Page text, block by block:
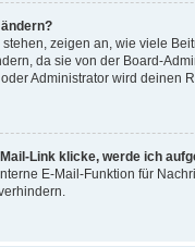
zeigen an, wie viele
da sie von der Board-
Administrator wird deinen
Link klicke, werde ich
E-Mail-Funktion für